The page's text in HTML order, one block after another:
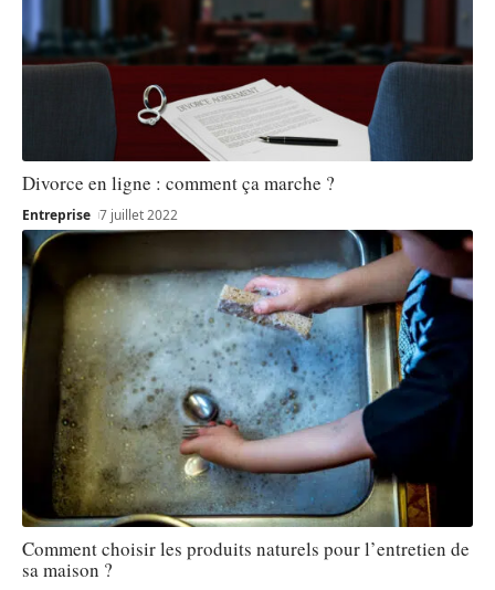
Divorce en ligne : comment ça marche ?
Entreprise 7 juillet 2022
Comment choisir les produits naturels pour l’entretien de
sa maison ?